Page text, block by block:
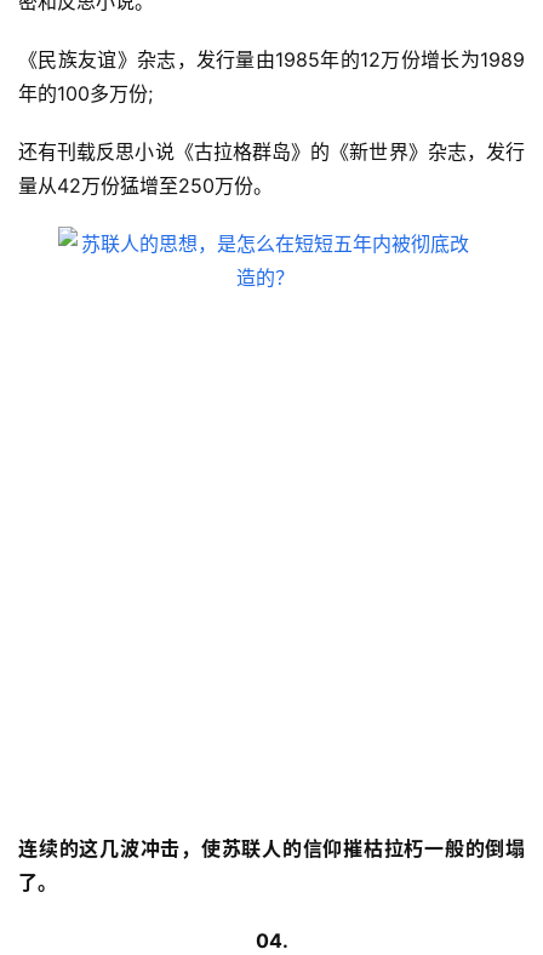
《民族友谊》杂志，发行量由1985年的12万份增长为1989
年的100多万份;
还有刊载反思小说《古拉格群岛》的《新世界》杂志，发行
量从42万份猛增至250万份。
连续的这几波冲击，使苏联人的信仰摧枯拉朽一般的倒塌
了。
04.